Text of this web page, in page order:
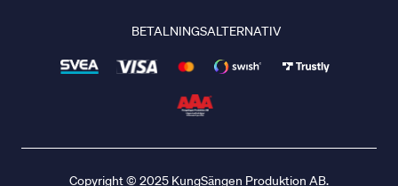
BETALNINGSALTERNATIV
Copyright © 2025 KungSängen Produktion AB.